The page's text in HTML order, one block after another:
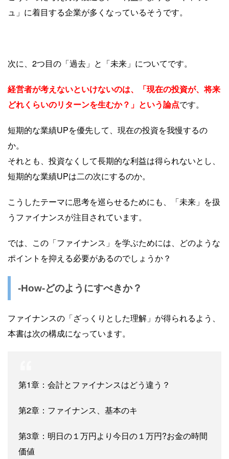
ュ」に着目する企業が多くなっているそうです。
次に、2つ目の「過去」と「未来」についてです。
経営者が考えないといけないのは、「現在の投資が、将来
どれくらいのリターンを生むか？」という論点です。
短期的な業績UPを優先して、現在の投資を我慢するの
か。
それとも、投資なくして長期的な利益は得られないとし、
短期的な業績UPは二の次にするのか。
こうしたテーマに思考を巡らせるためにも、「未来」を扱
うファイナンスが注目されています。
では、この「ファイナンス」を学ぶためには、どのような
ポイントを抑える必要があるのでしょうか？
-How-どのようにすべきか？
ファイナンスの「ざっくりとした理解」が得られるよう、
本書は次の構成になっています。
第1章：会計とファイナンスはどう違う？
第2章：ファイナンス、基本のキ
第3章：明日の１万円より今日の１万円?お金の時間
価値